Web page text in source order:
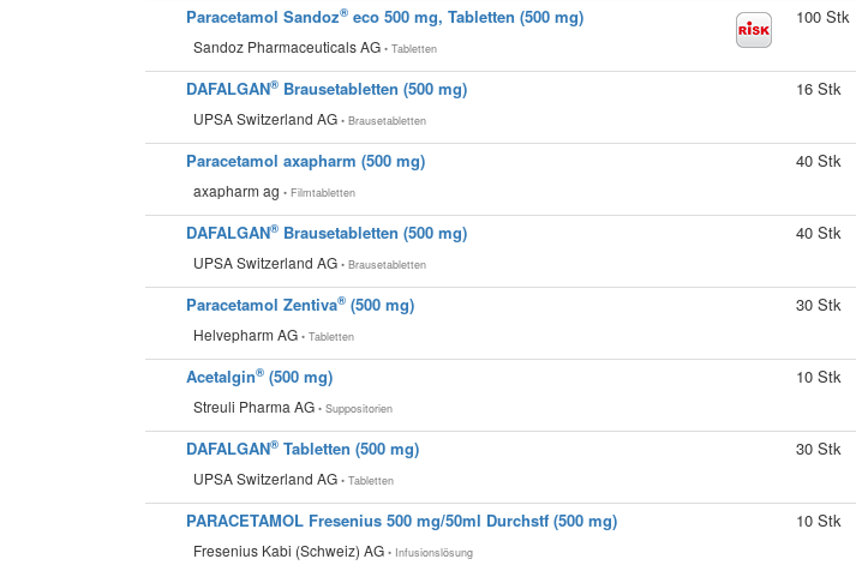
Paracetamol Sandoz® eco 500 mg, Tabletten (500 mg)
Sandoz Pharmaceuticals AG • Tabletten
100 Stk
DAFALGAN® Brausetabletten (500 mg)
UPSA Switzerland AG • Brausetabletten
16 Stk
Paracetamol axapharm (500 mg)
axapharm ag • Filmtabletten
40 Stk
DAFALGAN® Brausetabletten (500 mg)
UPSA Switzerland AG • Brausetabletten
40 Stk
Paracetamol Zentiva® (500 mg)
Helvepharm AG • Tabletten
30 Stk
Acetalgin® (500 mg)
Streuli Pharma AG • Suppositorien
10 Stk
DAFALGAN® Tabletten (500 mg)
UPSA Switzerland AG • Tabletten
30 Stk
PARACETAMOL Fresenius 500 mg/50ml Durchstf (500 mg)
Fresenius Kabi (Schweiz) AG • Infusionslösung
10 Stk